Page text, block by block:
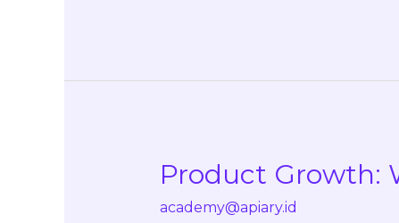
Product Growth:
academy@apiary.id
Product